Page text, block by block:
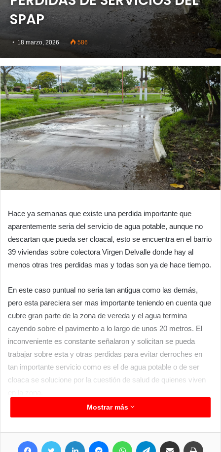
SPAP
18 marzo, 2026 586
Hace ya semanas que existe una perdida importante que
aparentemente seria del servicio de agua potable, aunque no
descartan que pueda ser cloacal, esto se encuentra en el barrio
39 viviendas sobre colectora Virgen Delvalle donde hay al
menos otras tres perdidas mas y todas son ya de hace tiempo.
En este caso puntual no seria tan antigua como las demás,
pero esta pareciera ser mas importante teniendo en cuenta que
cubre gran parte de la zona de vereda y el agua termina
cayendo sobre el pavimento a lo largo de unos 20 metros. El
inconveniente es constante señalaron y solicitan se pueda
trabajar sobre esta y otras perdidas para evitar derroches en
tan importante servicio como es el de agua potable o de ser
cloaca se solucione por la cuestión de salud de quienes viven
Mostrar más